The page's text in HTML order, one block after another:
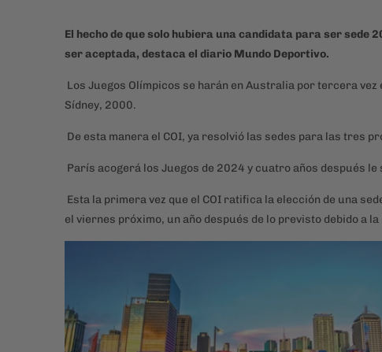
El hecho de que solo hubiera una candidata para ser sede
ser aceptada, destaca el diario Mundo Deportivo.
Los Juegos Olímpicos se harán en Australia por tercera
Sídney, 2000.
De esta manera el COI, ya resolvió las sedes para las tres
París acogerá los Juegos de 2024 y cuatro años después le
Esta la primera vez que el COI ratifica la elección de una
el viernes próximo, un año después de lo previsto debido a